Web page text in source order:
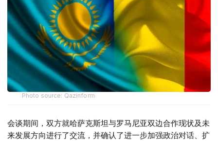
Photo source: Qazinform
会谈期间，双方就哈萨克斯坦与罗马尼亚双边合作现状及未
来发展方向进行了交流，并确认了进一步加强政治对话、扩